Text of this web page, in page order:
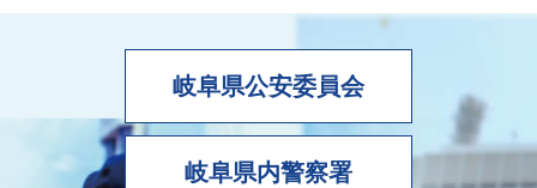
岐阜県公安委員会
岐阜県内警察署